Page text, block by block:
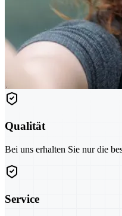
Qualität
Bei uns erhalten Sie nur die
Service